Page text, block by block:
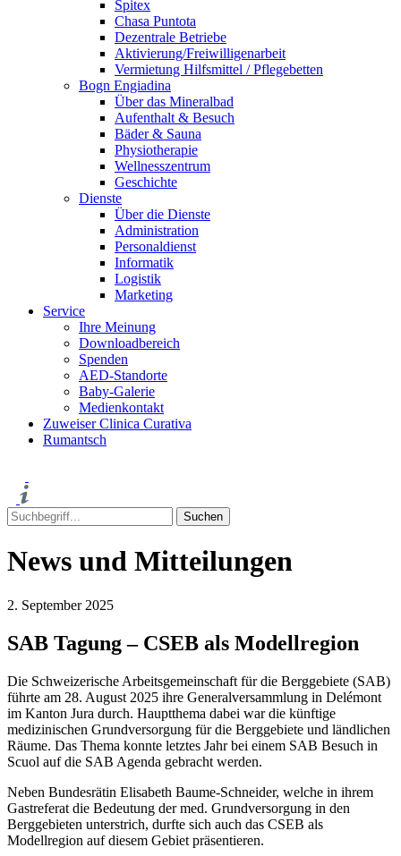
Spitex
Chasa Puntota
Dezentrale Betriebe
Aktivierung/Freiwilligenarbeit
Vermietung Hilfsmittel / Pflegebetten
Bogn Engiadina
Über das Mineralbad
Aufenthalt & Besuch
Bäder & Sauna
Physiotherapie
Wellnesszentrum
Geschichte
Dienste
Über die Dienste
Administration
Personaldienst
Informatik
Logistik
Marketing
Service
Ihre Meinung
Downloadbereich
Spenden
AED-Standorte
Baby-Galerie
Medienkontakt
Zuweiser Clinica Curativa
Rumantsch
News und Mitteilungen
2. September 2025
SAB Tagung – CSEB als Modellregion
Die Schweizerische Arbeitsgemeinschaft für die Berggebiete (SAB)
führte am 28. August 2025 ihre Generalversammlung in Delémont
im Kanton Jura durch. Hauptthema dabei war die künftige
medizinischen Grundversorgung für die Berggebiete und ländlichen
Räume. Das Thema konnte letztes Jahr bei einem SAB Besuch in
Scuol auf die SAB Agenda gebracht werden.
Neben Bundesrätin Elisabeth Baume-Schneider, welche in ihrem
Gastreferat die Bedeutung der med. Grundversorgung in den
Berggebieten unterstrich, durfte sich auch das CSEB als
Modellregion auf diesem Gebiet präsentieren.